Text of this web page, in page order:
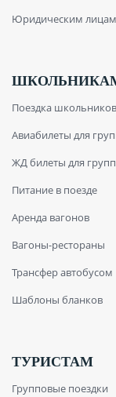
Юридическим лицам
Поездка школьников
Авиабилеты для
ЖД билеты для групп
Питание в поезде
Аренда вагонов
Вагоны-рестораны
Трансфер автобусом
Шаблоны бланков
ТУРИСТАМ
Групповые поездки